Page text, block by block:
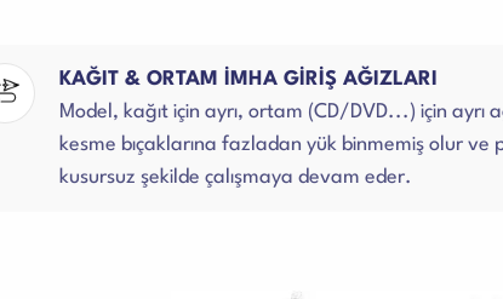
KAĞIT & ORTAM İMHA GİRİŞ AĞIZLARI
Model, kağıt için ayrı, ortam (CD/DVD...) için ayrı
kesme bıçaklarına fazladan yük binmemiş olur
kusursuz şekilde çalışmaya devam eder.